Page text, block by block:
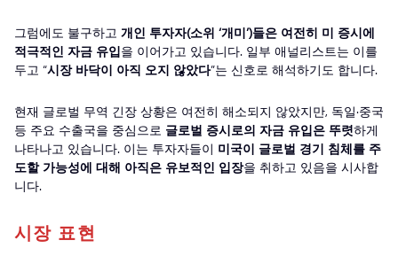
그럼에도 불구하고 개인 투자자(소위 ‘개미’)들은 여전히 미 증시에
적극적인 자금 유입을 이어가고 있습니다. 일부 애널리스트는 이를
두고 “시장 바닥이 아직 오지 않았다”는 신호로 해석하기도 합니다.
현재 글로벌 무역 긴장 상황은 여전히 해소되지 않았지만, 독일·중국
등 주요 수출국을 중심으로 글로벌 증시로의 자금 유입은 뚜렷하게
나타나고 있습니다. 이는 투자자들이 미국이 글로벌 경기 침체를 주
도할 가능성에 대해 아직은 유보적인 입장을 취하고 있음을 시사합
니다.
시장 표현